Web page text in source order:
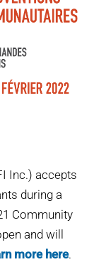
Inc.) accepts
during a
Community
and will
more here.